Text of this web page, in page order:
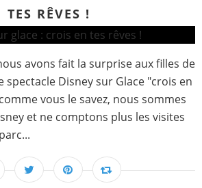
TES RÊVES !
avons fait la surprise aux filles de
spectacle Disney sur Glace "crois en
vous le savez, nous sommes
et ne comptons plus les visites